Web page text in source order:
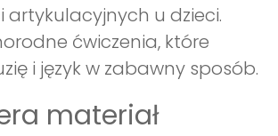
artykulacyjnych u dzieci.
ćwiczenia, które
i język w zabawny sposób.
materiał